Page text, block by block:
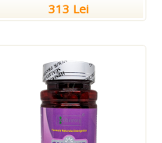
313 Lei